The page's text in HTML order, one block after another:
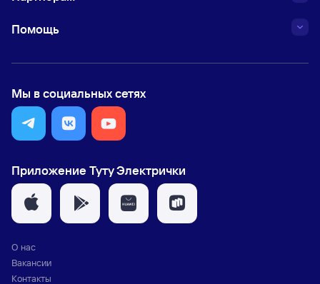
Помощь
Мы в социальных сетях
Приложение Туту Электрички
О нас
Вакансии
Контакты